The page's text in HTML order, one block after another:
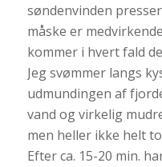
søndenvinden
måske er
kommer i hvert fald
Jeg svømmer langs
udmundingen af
vand og virkelig
men heller ikke helt
Efter ca. 15-20 min.